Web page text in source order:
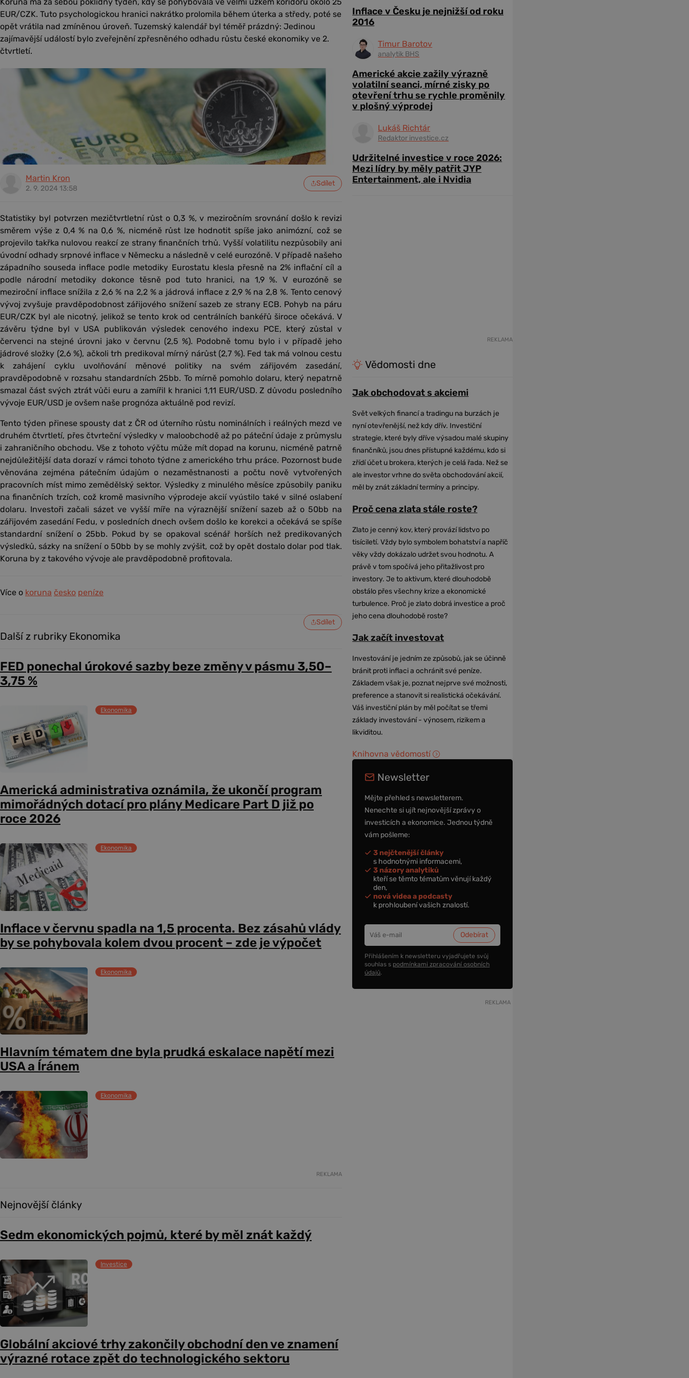
EUR/CZK. Tuto psychologickou hranici nakrátko prolomila během úterka a středy, poté se
opět vrátila nad zmíněnou úroveň. Tuzemský kalendář byl téměř prázdný: Jedinou
zajímavější událostí bylo zveřejnění zpřesněného odhadu růstu české ekonomiky ve 2.
čtvrtletí.
Martin Kron
2. 9. 2024 13:58
Sdílet
Statistiky byl potvrzen mezičtvrtletní růst o 0,3 %, v meziročním srovnání došlo k revizi
směrem výše z 0,4 % na 0,6 %, nicméně růst lze hodnotit spíše jako animózní, což se
projevilo takřka nulovou reakcí ze strany finančních trhů. Vyšší volatilitu nezpůsobily ani
úvodní odhady srpnové inflace v Německu a následně v celé eurozóně. V případě našeho
západního souseda inflace podle metodiky Eurostatu klesla přesně na 2% inflační cíl a
podle národní metodiky dokonce těsně pod tuto hranici, na 1,9 %. V eurozóně se
meziroční inflace snížila z 2,6 % na 2,2 % a jádrová inflace z 2,9 % na 2,8 %. Tento cenový
vývoj zvyšuje pravděpodobnost zářijového snížení sazeb ze strany ECB. Pohyb na páru
EUR/CZK byl ale nicotný, jelikož se tento krok od centrálních bankéřů široce očekává. V
závěru týdne byl v USA publikován výsledek cenového indexu PCE, který zůstal v
červenci na stejné úrovni jako v červnu (2,5 %). Podobně tomu bylo i v případě jeho
jádrové složky (2,6 %), ačkoli trh predikoval mírný nárůst (2,7 %). Fed tak má volnou cestu
k zahájení cyklu uvolňování měnové politiky na svém zářijovém zasedání,
pravděpodobně v rozsahu standardních 25bb. To mírně pomohlo dolaru, který nepatrně
smazal část svých ztrát vůči euru a zamířil k hranici 1,11 EUR/USD. Z důvodu posledního
vývoje EUR/USD je ovšem naše prognóza aktuálně pod revizí.
Tento týden přinese spousty dat z ČR od úterního růstu nominálních i reálných mezd ve
druhém čtvrtletí, přes čtvrteční výsledky v maloobchodě až po páteční údaje z průmyslu
i zahraničního obchodu. Vše z tohoto výčtu může mít dopad na korunu, nicméně patrně
nejdůležitější data dorazí v rámci tohoto týdne z amerického trhu práce. Pozornost bude
věnována zejména pátečním údajům o nezaměstnanosti a počtu nově vytvořených
pracovních míst mimo zemědělský sektor. Výsledky z minulého měsíce způsobily paniku
na finančních trzích, což kromě masivního výprodeje akcií vyústilo také v silné oslabení
dolaru. Investoři začali sázet ve vyšší míře na výraznější snížení sazeb až o 50bb na
zářijovém zasedání Fedu, v posledních dnech ovšem došlo ke korekci a očekává se spíše
standardní snížení o 25bb. Pokud by se opakoval scénář horších než predikovaných
výsledků, sázky na snížení o 50bb by se mohly zvýšit, což by opět dostalo dolar pod tlak.
Koruna by z takového vývoje ale pravděpodobně profitovala.
Více o koruna česko peníze
Sdílet
Další z rubriky Ekonomika
FED ponechal úrokové sazby beze změny v pásmu 3,50–
3,75 %
Ekonomika
Americká administrativa oznámila, že ukončí program
mimořádných dotací pro plány Medicare Part D již po
roce 2026
Ekonomika
Inflace v červnu spadla na 1,5 procenta. Bez zásahů vlády
by se pohybovala kolem dvou procent – zde je výpočet
Ekonomika
Hlavním tématem dne byla prudká eskalace napětí mezi
USA a Íránem
Ekonomika
REKLAMA
Nejnovější články
Sedm ekonomických pojmů, které by měl znát každý
Investice
Globální akciové trhy zakončily obchodní den ve znamení
výrazné rotace zpět do technologického sektoru
Inflace v Česku je nejnižší od roku
2016
Timur Barotov
analytik BHS
Americké akcie zažily výrazně
volatilní seanci, mírné zisky po
otevření trhu se rychle proměnily
v plošný výprodej
Lukáš Richtár
Redaktor investice.cz
Udržitelné investice v roce 2026:
Mezi lídry by měly patřit JYP
Entertainment, ale i Nvidia
REKLAMA
Vědomosti dne
Jak obchodovat s akciemi
Svět velkých financí a tradingu na burzách je
nyní otevřenější, než kdy dřív. Investiční
strategie, které byly dříve výsadou malé skupiny
finančníků, jsou dnes přístupné každému, kdo si
zřídí účet u brokera, kterých je celá řada. Než se
ale investor vrhne do světa obchodování akcií,
měl by znát základní termíny a principy.
Proč cena zlata stále roste?
Zlato je cenný kov, který provází lidstvo po
tisíciletí. Vždy bylo symbolem bohatství a napříč
věky vždy dokázalo udržet svou hodnotu. A
právě v tom spočívá jeho přitažlivost pro
investory. Je to aktivum, které dlouhodobě
obstálo přes všechny krize a ekonomické
turbulence. Proč je zlato dobrá investice a proč
jeho cena dlouhodobě roste?
Jak začít investovat
Investování je jedním ze způsobů, jak se účinně
bránit proti inflaci a ochránit své peníze.
Základem však je, poznat nejprve své možnosti,
preference a stanovit si realistická očekávání.
Váš investiční plán by měl počítat se třemi
základy investování - výnosem, rizikem a
likviditou.
Knihovna vědomostí
Newsletter
Mějte přehled s newsletterem.
Nenechte si ujít nejnovější zprávy o
investicích a ekonomice. Jednou týdně
vám pošleme:
3 nejčtenější články
s hodnotnými informacemi,
3 názory analytiků
kteří se těmto tématům věnují každý
den,
nová videa a podcasty
k prohloubení vašich znalostí.
Přihlášením k newsletteru vyjadřujete svůj
souhlas s podmínkami zpracování osobních
údajů.
REKLAMA